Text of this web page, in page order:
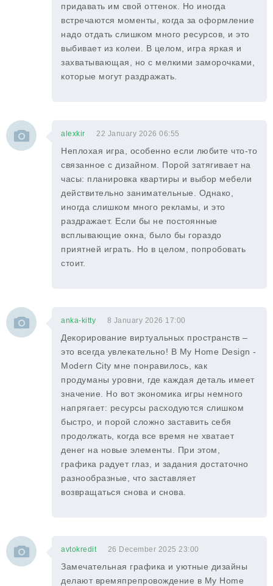
придавать им свой оттенок. Но иногда
встречаются моменты, когда за оформление
надо отдать слишком много ресурсов, и это
выбивает из колеи. В целом, игра яркая и
захватывающая, но с мелкими заморочками,
которые могут раздражать.
alexkir 22 January 2026 06:55
Неплохая игра, особенно если любите что-то
связанное с дизайном. Порой затягивает на
часы: планировка квартиры и выбор мебели
действительно занимательные. Однако,
иногда слишком много рекламы, и это
раздражает. Если бы не постоянные
всплывающие окна, было бы гораздо
приятней играть. Но в целом, попробовать
стоит.
anka-kitty 8 January 2026 17:00
Декорирование виртуальных пространств –
это всегда увлекательно! В My Home Design -
Modern City мне понравилось, как
продуманы уровни, где каждая деталь имеет
значение. Но вот экономика игры немного
напрягает: ресурсы расходуются слишком
быстро, и порой сложно заставить себя
продолжать, когда все время не хватает
денег на новые элементы. При этом,
графика радует глаз, и задания достаточно
разнообразные, что заставляет
возвращаться снова и снова.
avtokredit 26 December 2025 23:00
Замечательная графика и уютные дизайны
делают времяпрепровождение в My Home